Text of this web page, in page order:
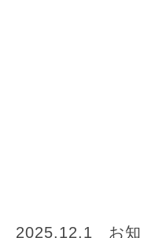
2025.12.1 お